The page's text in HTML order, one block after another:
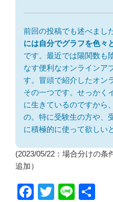
前回の投稿でも述べまし
には自分でグラフを色々
です。最近では陽関数も
なす便利なオンラインア
す。冒頭で紹介したオン
その一つです。せっかく
に生きているのですから
の。特に受験生の方や、
に積極的に使って欲しい
(2023/05/22：場合分けの条
追加）
F
T
Li